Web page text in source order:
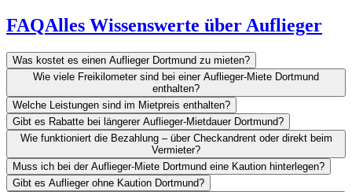
FAQAlles Wissenswerte über Auflieger
Was kostet es einen Auflieger Dortmund zu mieten?
Wie viele Freikilometer sind bei einer Auflieger-Miete Dortmund
enthalten?
Welche Leistungen sind im Mietpreis enthalten?
Gibt es Rabatte bei längerer Auflieger-Mietdauer Dortmund?
Wie funktioniert die Bezahlung – über Checkandrent oder direkt beim
Vermieter?
Muss ich bei der Auflieger-Miete Dortmund eine Kaution hinterlegen?
Gibt es Auflieger ohne Kaution Dortmund?